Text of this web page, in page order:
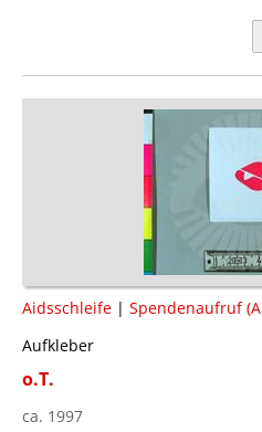
Aidsschleife | Spendenaufruf
Aufkleber
o.T.
ca. 1997